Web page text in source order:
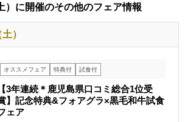
）に開催のその他のフェア情報
）
オススメフェア 特典付 試食付
【3年連続＊鹿児島県口コミ総合1位受
】記念特典&フォアグラ×黒毛和牛試食
ェア